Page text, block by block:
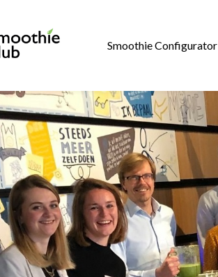
Smoothie Configurator